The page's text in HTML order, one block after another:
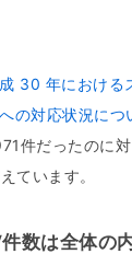
30 年における
の対応状況につ
件だったのに
ています。
数は全体の